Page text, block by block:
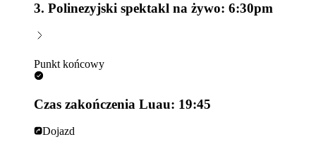
3. Polinezyjski spektakl na żywo: 6:30pm
Punkt końcowy
Czas zakończenia Luau: 19:45
Dojazd